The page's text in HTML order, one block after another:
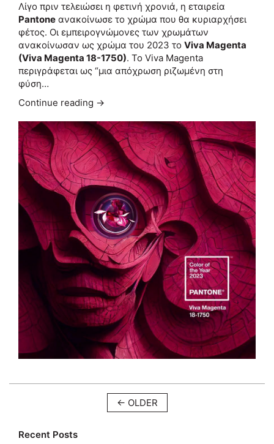
Λίγο πριν τελειώσει η φετινή χρονιά, η εταιρεία
Pantone ανακοίνωσε το χρώμα που θα κυριαρχήσει
φέτος. Οι εμπειρογνώμονες των χρωμάτων
ανακοίνωσαν ως χρώμα του 2023 το Viva Magenta
(Viva Magenta 18-1750). Το Viva Magenta
περιγράφεται ως “μια απόχρωση ριζωμένη στη
φύση…
Continue reading →
← OLDER
Recent Posts